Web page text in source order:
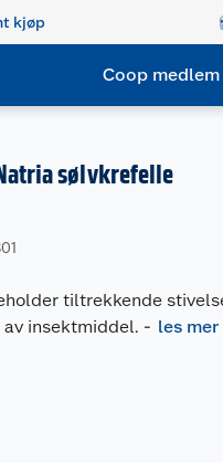
kjøp
Coop medlem
sølvkrefelle
tiltrekkende
insektmiddel. - les mer